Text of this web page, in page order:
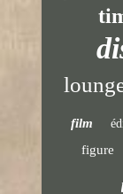
film
figure